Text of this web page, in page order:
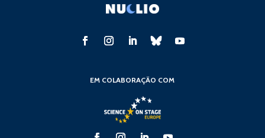
EM COLABORAÇÃO COM